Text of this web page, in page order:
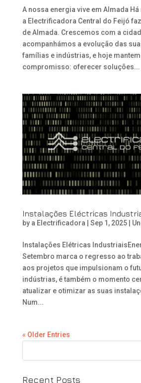
A nossa energia vive em Almada
a Electrificadora Central do Feijó
de Almada. Crescemos com a
acompanhámos a evolução das
famílias e indústrias, e hoje
compromisso: oferecer soluções...
Instalações Eléctricas
by a Electrificadora | Sep 1, 2025|
Instalações Elétricas
Setembro marca o regresso ao
aos projetos que impulsionam o
indústrias, é também o momento
atualizar e otimizar as suas
Num...
« Older Entries
Recent Posts